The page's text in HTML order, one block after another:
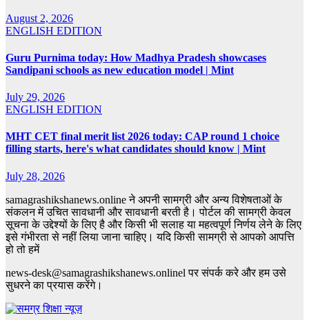
August 2, 2026
ENGLISH EDITION
Guru Purnima today: How Madhya Pradesh showcases
Sandipani schools as new education model | Mint
July 29, 2026
ENGLISH EDITION
MHT CET final merit list 2026 today: CAP round 1 choice
filling starts, here's what candidates should know | Mint
July 28, 2026
samagrashikshanews.online ने अपनी सामग्री और अन्य विशेषताओं के
संकलन में उचित सावधानी और सावधानी बरती है। पोर्टल की सामग्री केवल
सूचना के उद्देश्यों के लिए है और किसी भी सलाह या महत्वपूर्ण निर्णय लेने के लिए
इसे गंभीरता से नहीं लिया जाना चाहिए। यदि किसी सामग्री से आपको आपत्ति
हो तो हमें
news-desk@samagrashikshanews.onlinel पर संपर्क करे और हम उसे
सुधरने का प्रयास करेंगे।